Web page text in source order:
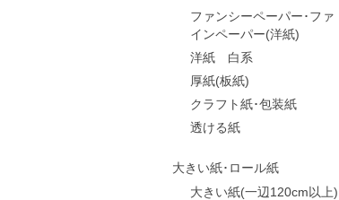
ファンシーペーパー･ファ
インペーパー(洋紙)
洋紙 白系
厚紙(板紙)
クラフト紙･包装紙
透ける紙
大きい紙･ロール紙
大きい紙(一辺120cm以上)